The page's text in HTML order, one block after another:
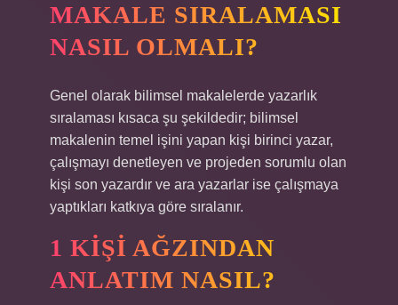
MAKALE SIRALAMASI
NASIL OLMALI?
Genel olarak bilimsel makalelerde yazarlık
sıralaması kısaca şu şekildedir; bilimsel
makalenin temel işini yapan kişi birinci yazar,
çalışmayı denetleyen ve projeden sorumlu olan
kişi son yazardır ve ara yazarlar ise çalışmaya
yaptıkları katkıya göre sıralanır.
1 KIŞI AĞZINDAN
ANLATIM NASIL?